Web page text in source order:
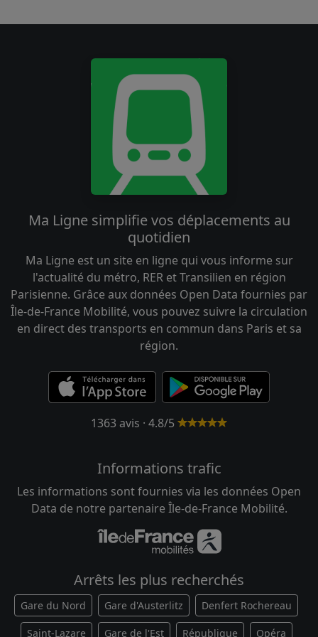
Ma Ligne simplifie vos déplacements au
quotidien
Ma Ligne est un site en ligne qui vous informe sur
l'actualité du métro, RER et Transilien en région
Parisienne. Grâce aux données Open Data fournies par
Île-de-France Mobilité, vous pouvez suivre la circulation
en direct des transports en commun dans Paris et sa
région.
1363 avis · 4.8/5
Informations trafic
Les informations sont fournies via les données Open
Data de notre partenaire Île-de-France Mobilité.
Arrêts les plus recherchés
Gare du Nord Gare d'Austerlitz Denfert Rochereau
Saint-Lazare Gare de l'Est République Opéra